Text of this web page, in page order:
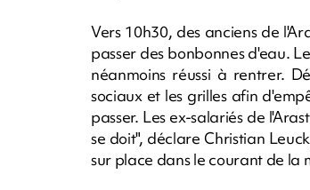
Vers 10h30, des anciens de
passer des bonbonnes d'eau.
néanmoins réussi à rentrer.
sociaux et les grilles afin
passer. Les ex-salariés de
se doit", déclare Christian
sur place dans le courant de